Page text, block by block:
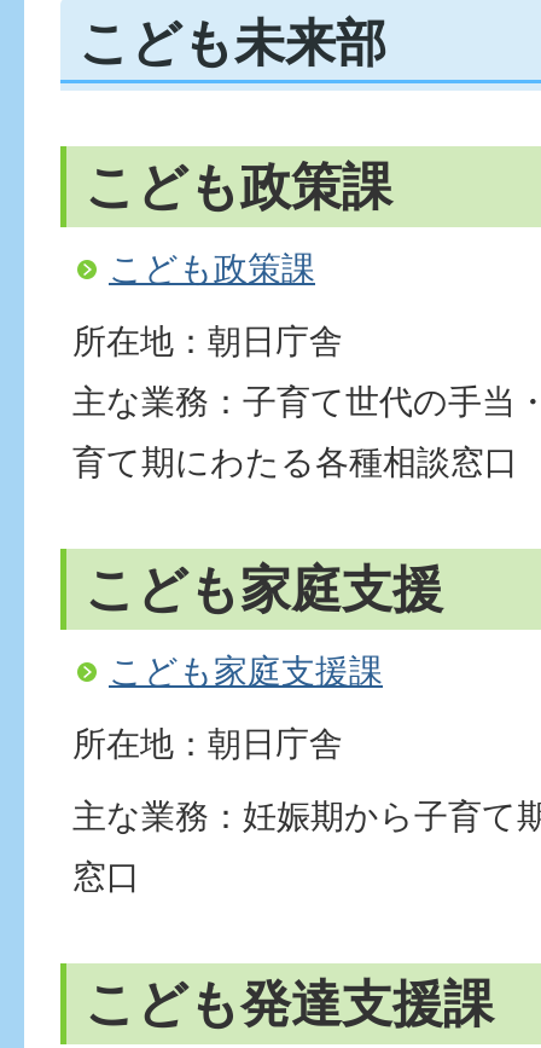
こども未来部
こども政策課
こども政策課
所在地：朝日庁舎
主な業務：子育て世代の手当
育て期にわたる各種相談窓口
こども家庭支援
こども家庭支援課
所在地：朝日庁舎
主な業務：妊娠期から子育て
窓口
こども発達支援課